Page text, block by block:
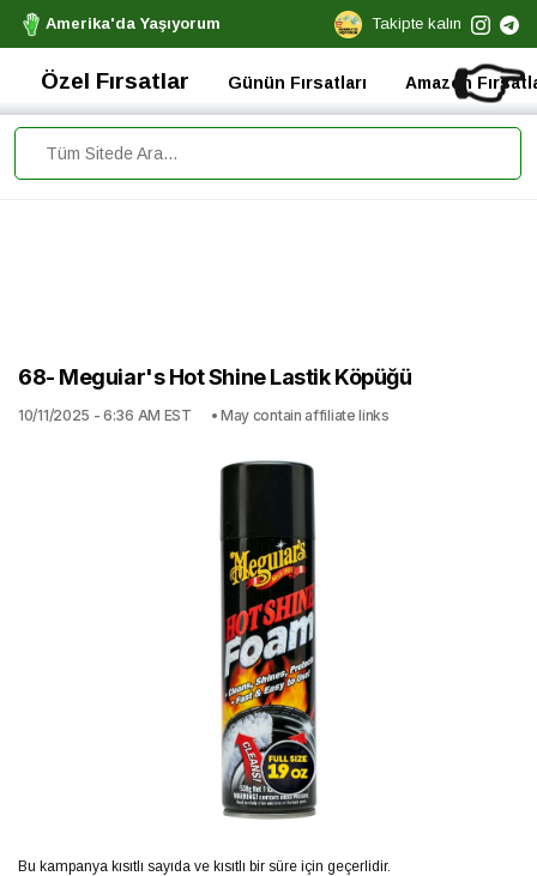
Amerika'da Yaşıyorum Takipte kalın
👉
Özel Fırsatlar Günün Fırsatları Amazon
68- Meguiar's Hot Shine Lastik Köpüğü
10/11/2025 - 6:36 AM EST • May contain affiliate links
Bu kampanya kısıtlı sayıda ve kısıtlı bir süre için geçerlidir.